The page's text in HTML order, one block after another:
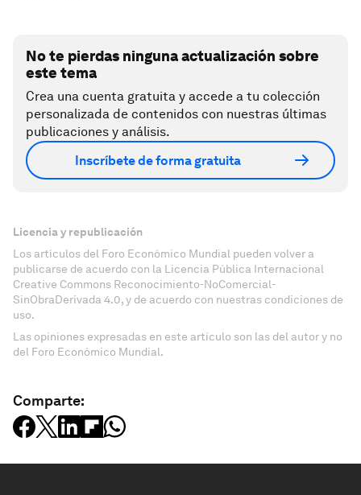
No te pierdas ninguna actualización sobre
este tema
Crea una cuenta gratuita y accede a tu colección
personalizada de contenidos con nuestras últimas
publicaciones y análisis.
Inscríbete de forma gratuita
Licencia y republicación
Los artículos del Foro Económico Mundial pueden volver a
publicarse de acuerdo con la Licencia Pública Internacional
Creative Commons Reconocimiento-NoComercial-
SinObraDerivada 4.0, y de acuerdo con nuestras condiciones de
uso.
Las opiniones expresadas en este artículo son las del autor y no
del Foro Económico Mundial.
Comparte: